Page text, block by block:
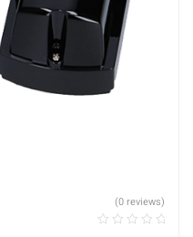
(0 reviews)